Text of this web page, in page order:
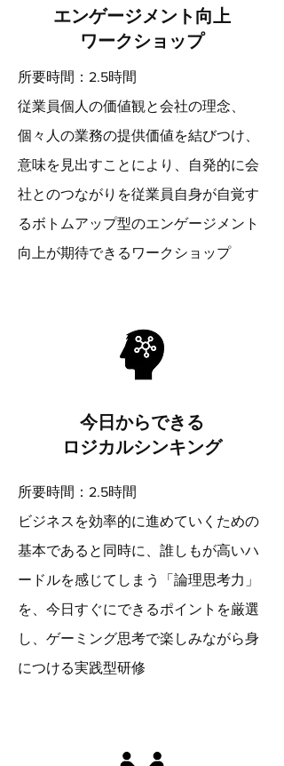
エンゲージメント向上
​ワークショップ
所要時間：2.5時間
従業員個人の価値観と会社の理念、
個々人の業務の提供価値を結びつけ、
意味を見出すことにより、自発的に会
社とのつながりを従業員自身が自覚す
るボトムアップ型のエンゲージメント
向上が期待できるワークショップ
今日からできる
​ロジカルシンキング
所要時間：2.5時間
ビジネスを効率的に進めていくための
基本であると同時に、誰しもが高いハ
ードルを感じてしまう「論理思考力」
を、今日すぐにできるポイントを厳選
し、ゲーミング思考で楽しみながら身
につける実践型研修